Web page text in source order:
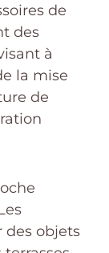
de
des
à
la mise
de
des objets